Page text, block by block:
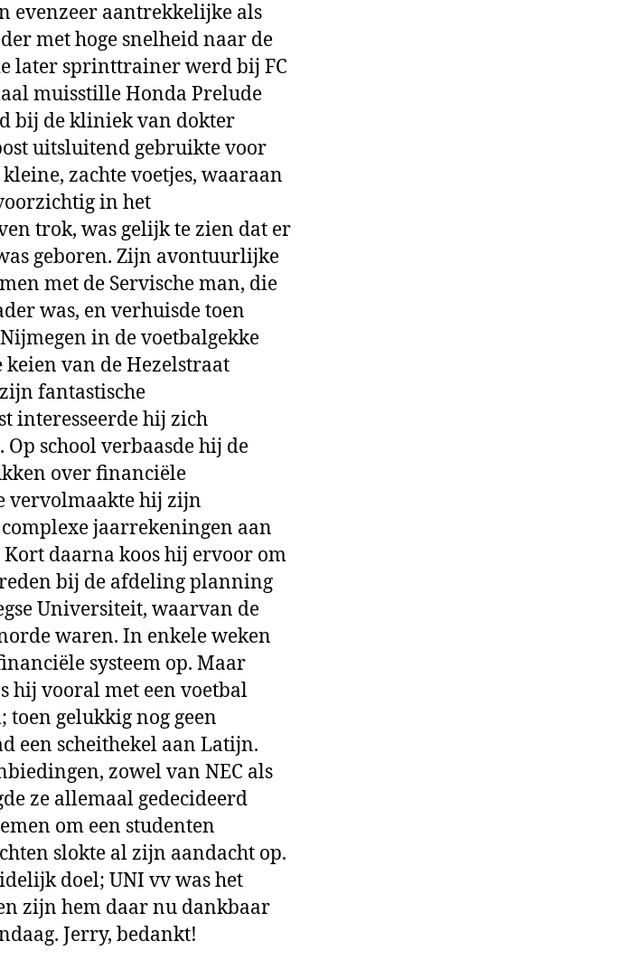
evenzeer aantrekkelijke als
met hoge snelheid naar de
later sprinttrainer werd bij FC
muisstille Honda Prelude
bij de kliniek van dokter
uitsluitend gebruikte voor
zachte voetjes, waaraan
in het
trok, was gelijk te zien dat er
geboren. Zijn avontuurlijke
met de Servische man, die
was, en verhuisde toen
in de voetbalgekke
keien van de Hezelstraat
fantastische
interesseerde hij zich
school verbaasde hij de
over financiële
vervolmaakte hij zijn
jaarrekeningen aan
Kort daarna koos hij ervoor om
bij de afdeling planning
Universiteit, waarvan de
waren. In enkele weken
systeem op. Maar
hij vooral met een voetbal
toen gelukkig nog geen
een scheithekel aan Latijn.
zowel van NEC als
ze allemaal gedecideerd
om een studenten
slokte al zijn aandacht op.
doel; UNI vv was het
zijn hem daar nu dankbaar
Jerry, bedankt!